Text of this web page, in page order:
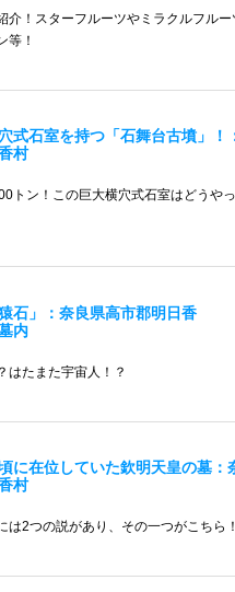
介！スターフルーツやミラクルフル
等！
式石室を持つ「石舞台古墳」！
村
トン！この巨大横穴式石室はどうや
石」：奈良県高市郡明日香
内
はたまた宇宙人！？
に在位していた欽明天皇の墓：
村
は2つの説があり、その一つがこちら